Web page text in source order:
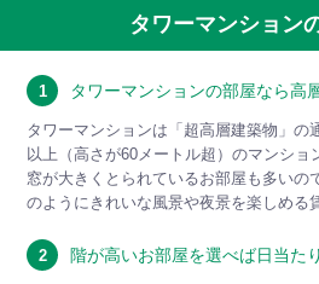
タワーマンション
1 タワーマンションの部屋なら高
タワーマンションは「超高層建築物」の
以上（高さが60メートル超）のマンショ
窓が大きくとられているお部屋も多いの
のようにきれいな風景や夜景を楽しめる
2 階が高いお部屋を選べば日当た